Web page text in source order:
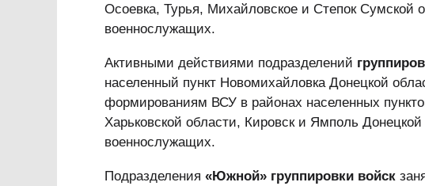
Осоевка, Турья, Михайловское и Степок Сумской
военнослужащих.
Активными действиями подразделений
населенный пункт Новомихайловка Донецкой
формированиям ВСУ в районах населенных
Харьковской области, Кировск и Ямполь
военнослужащих.
Подразделения «Южной» группировки войск